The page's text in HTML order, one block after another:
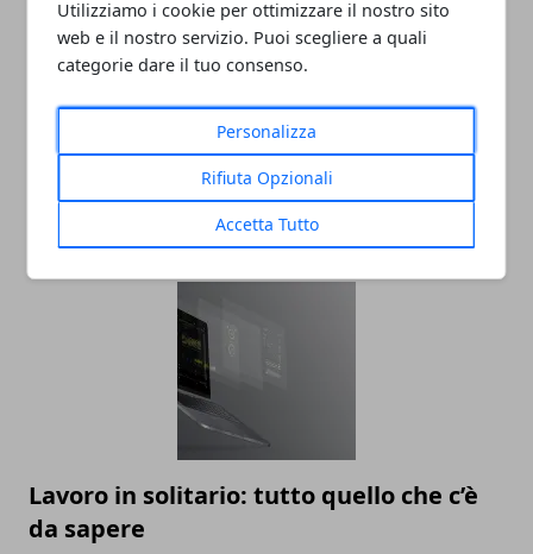
Utilizziamo i cookie per ottimizzare il nostro sito
web e il nostro servizio. Puoi scegliere a quali
categorie dare il tuo consenso.
Personalizza
Rifiuta Opzionali
Accetta Tutto
Social Media Marketing e Mondo del
Lavoro: Un'Analisi
Lavoro in solitario: tutto quello che c’è
da sapere